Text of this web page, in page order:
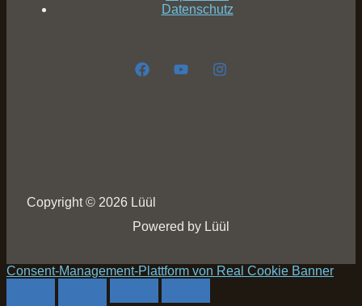
Datenschutz
Copyright © 2026 Lüül
Powered by Lüül
Consent-Management-Plattform von Real Cookie Banner